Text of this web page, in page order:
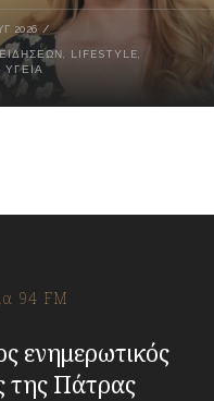
2026
LIFESTYLE
ΥΓΕΊΑ
94 FM
ενημερωτικός
της Πάτρας